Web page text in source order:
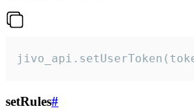
setRules#